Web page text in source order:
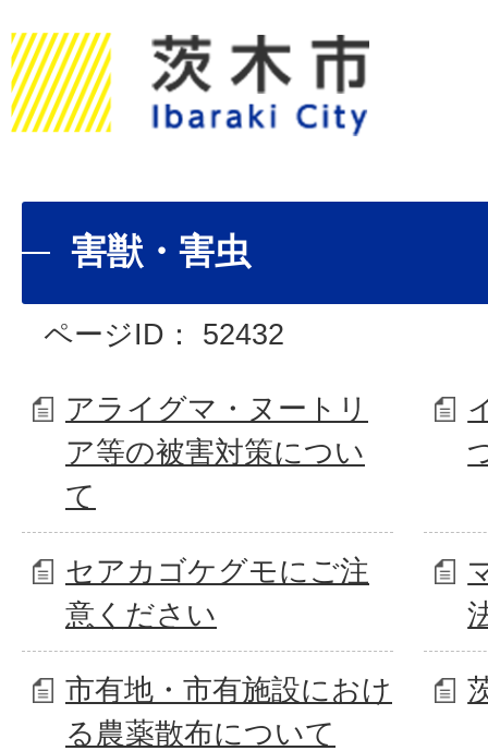
害獣・害虫
ページID： 52432
アライグマ・ヌートリ
ア等の被害対策につい
て
セアカゴケグモにご注
意ください
市有地・市有施設におけ
る農薬散布について